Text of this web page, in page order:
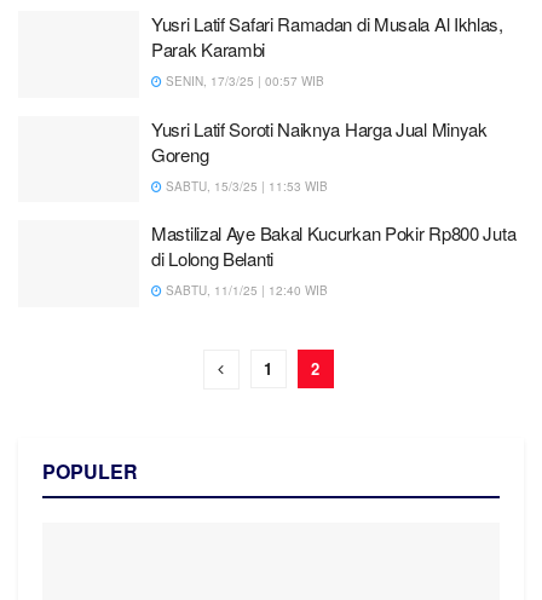
Yusri Latif Safari Ramadan di Musala Al Ikhlas,
Parak Karambi
SENIN, 17/3/25 | 00:57 WIB
Yusri Latif Soroti Naiknya Harga Jual Minyak
Goreng
SABTU, 15/3/25 | 11:53 WIB
Mastilizal Aye Bakal Kucurkan Pokir Rp800 Juta
di Lolong Belanti
SABTU, 11/1/25 | 12:40 WIB
1 2
POPULER